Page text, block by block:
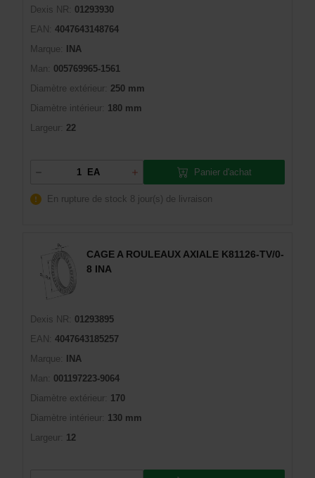
Dexis NR:
01293930
EAN:
4047643148764
Marque:
INA
Man:
005769965-1561
Diamètre extérieur: 250 mm
Diamètre intérieur: 180 mm
Largeur: 22
EA Panier d'achat
En rupture de stock 8 jour(s) de livraison
CAGE A ROULEAUX AXIALE K81126-TV/0-
8 INA
Dexis NR:
01293895
EAN:
4047643185257
Marque:
INA
Man:
001197223-9064
Diamètre extérieur: 170
Diamètre intérieur: 130 mm
Largeur: 12